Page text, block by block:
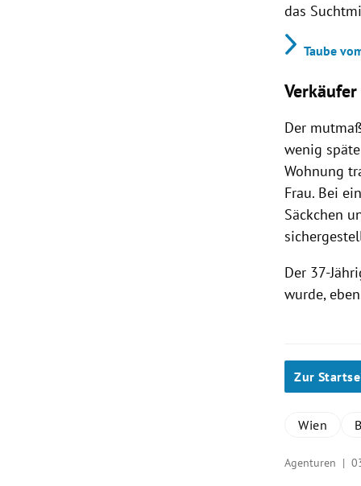
das
Taube
Der
wenig
Wohnung
Frau. Bei
Säckchen
Der 37-
wurde,
Zur
Wien
Agenturen |